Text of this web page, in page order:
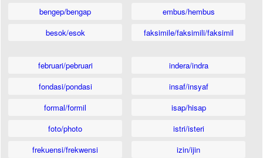
bengep/bengap
besok/esok
embus/hembus
faksimile/faksimili/faksimil
februari/pebruari
fondasi/pondasi
formal/formil
foto/photo
frekuensi/frekwensi
indera/indra
insaf/insyaf
isap/hisap
istri/isteri
izin/ijin